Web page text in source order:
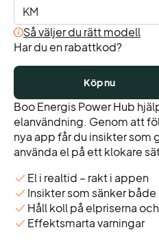
Så väljer du rätt modell
Har du en rabattkod?
Köp nu
Boo Energis Power Hub
elanvändning. Genom att
nya app får du insikter som
använda el på ett klokare
El i realtid – rakt i appen
Insikter som sänker
Håll koll på elpriserna
Effektsmarta varningar